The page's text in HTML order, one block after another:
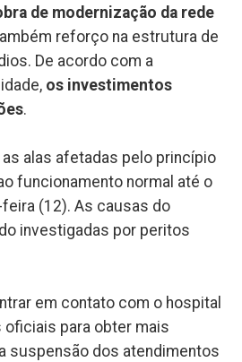
de modernização da rede
reforço na estrutura de
De acordo com a
os investimentos
.
alas afetadas pelo princípio
funcionamento normal até o
(12). As causas do
investigadas por peritos
em contato com o hospital
oficiais para obter mais
suspensão dos atendimentos